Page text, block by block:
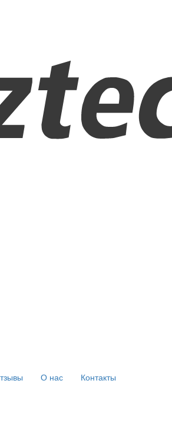
О нас Контакты